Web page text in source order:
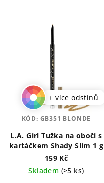
+ více odstínů
L.A. Girl Tužka na obočí s
kartáčkem Shady Slim 1 g
159 Kč
Skladem (>5 ks)
KÓD: GB351 BLONDE